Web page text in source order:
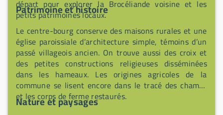
départ pour explorer la Brocéliande voisine et les
petits patrimoines locaux.
Patrimoine et histoire
Le centre-bourg conserve des maisons rurales et une
église paroissiale d’architecture simple, témoins d’un
passé villageois ancien. On trouve aussi des croix et
des petites constructions religieuses disséminées
dans les hameaux. Les origines agricoles de la
commune se lisent encore dans le tracé des champs
et les corps de ferme restaurés.
Nature et paysages